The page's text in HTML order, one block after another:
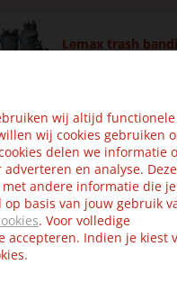
wij altijd functionele
wij cookies gebruiken
delen we informatie
en analyse. Deze
andere informatie die
basis van jouw gebruik
. Voor volledige
accepteren. Indien je kiest
Lemax trash
Lemax poinsettia
2,99 € 2,69